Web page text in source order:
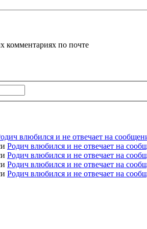
комментариях по почте
влюбился и не отвечает на
Родич влюбился и не отвечает на
Родич влюбился и не отвечает на
Родич влюбился и не отвечает на
Родич влюбился и не отвечает на